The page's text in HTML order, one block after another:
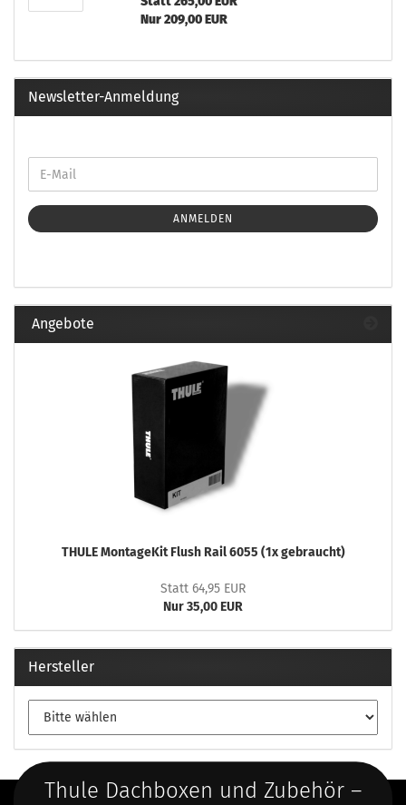
Nur 209,00 EUR
Newsletter-Anmeldung
ANMELDEN
Angebote
THULE MontageKit Flush Rail 6055 (1x gebraucht)
Statt 64,95 EUR
Nur 35,00 EUR
Hersteller
Thule Dachboxen und Zubehör –